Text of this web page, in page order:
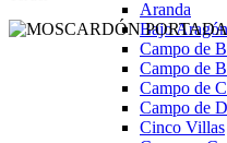
Aranda
Bajo
Campo de
Campo de
Campo de
Campo de
Cinco Villas